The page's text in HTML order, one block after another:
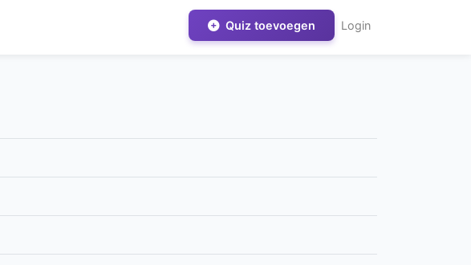
Quiz toevoegen Login